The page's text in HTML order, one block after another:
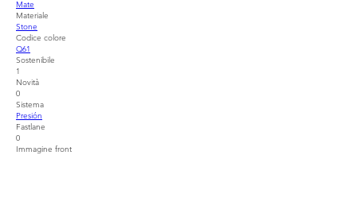
Mate
Materiale
Stone
Codice colore
Q61
Sostenibile
1
Novità
0
Sistema
Presión
Fastlane
0
Immagine front